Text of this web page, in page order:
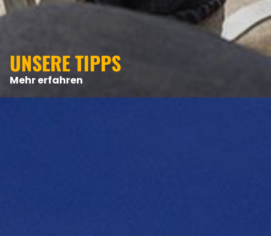
UNSERE TIPPS
Mehr erfahren